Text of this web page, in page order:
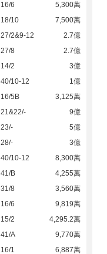
16/6
5,300萬
18/10
7,500萬
27/2&9-12
2.7億
27/8
2.7億
14/2
3億
40/10-12
1億
16/5B
3,125萬
21&22/-
9億
23/-
5億
28/-
3億
40/10-12
8,300萬
41/B
4,255萬
31/8
3,560萬
16/6
9,819萬
15/2
4,295.2萬
41/A
9,770萬
16/1 6,887萬